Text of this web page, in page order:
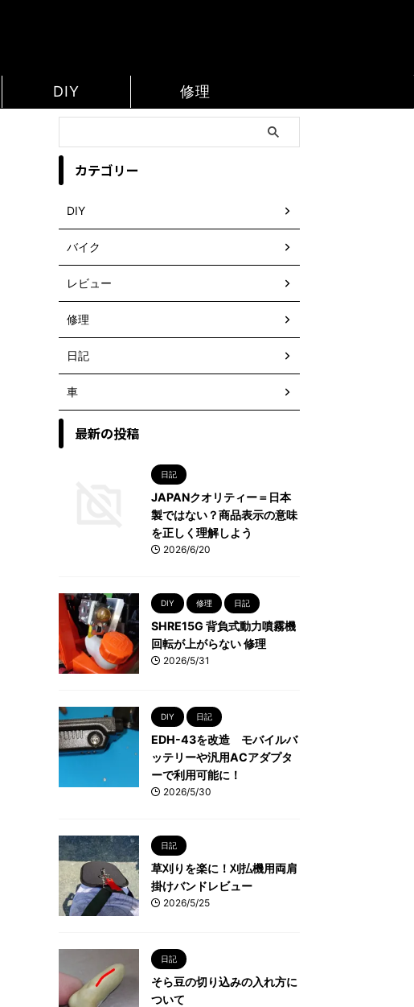
DIY 修理
カテゴリー
DIY
バイク
レビュー
修理
日記
車
最新の投稿
日記
JAPANクオリティー＝日本
製ではない？商品表示の意味
を正しく理解しよう
2026/6/20
DIY 修理 日記
SHRE15G 背負式動力噴霧機
回転が上がらない 修理
2026/5/31
DIY 日記
EDH-43を改造 モバイルバ
ッテリーや汎用ACアダプタ
ーで利用可能に！
2026/5/30
日記
草刈りを楽に！刈払機用両肩
掛けバンドレビュー
2026/5/25
日記
そら豆の切り込みの入れ方に
ついて